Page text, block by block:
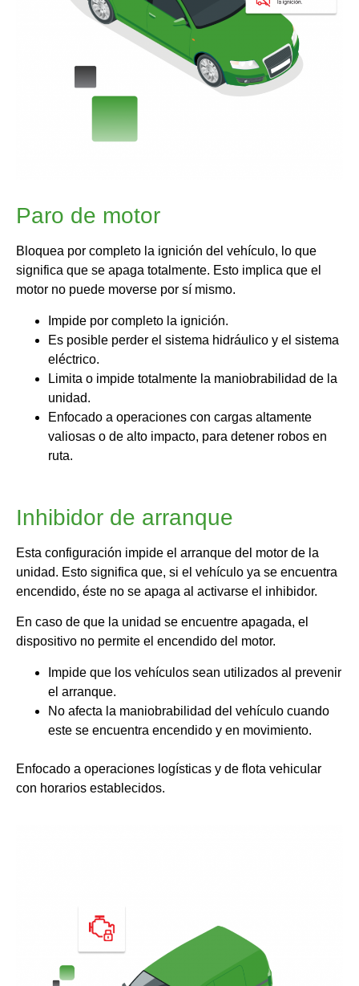
Paro de motor
Bloquea por completo la ignición del vehículo, lo que
significa que se apaga totalmente. Esto implica que el
motor no puede moverse por sí mismo.
Impide por completo la ignición.
Es posible perder el sistema hidráulico y el sistema
eléctrico.
Limita o impide totalmente la maniobrabilidad de la
unidad.
Enfocado a operaciones con cargas altamente
valiosas o de alto impacto, para detener robos en
ruta.
Inhibidor de arranque
Esta configuración impide el arranque del motor de la
unidad. Esto significa que, si el vehículo ya se encuentra
encendido, éste no se apaga al activarse el inhibidor.
En caso de que la unidad se encuentre apagada, el
dispositivo no permite el encendido del motor.
Impide que los vehículos sean utilizados al prevenir
el arranque.
No afecta la maniobrabilidad del vehículo cuando
este se encuentra encendido y en movimiento.
Enfocado a operaciones logísticas y de flota vehicular
con horarios establecidos.